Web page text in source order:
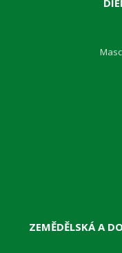
M
ZEMĚDĚLSKÁ A